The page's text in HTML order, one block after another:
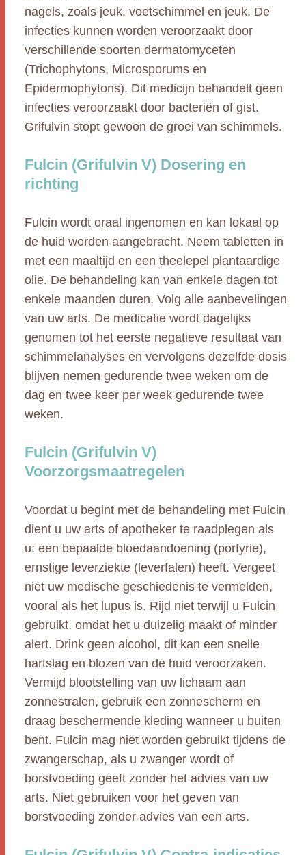
nagels, zoals jeuk, voetschimmel en jeuk. De
infecties kunnen worden veroorzaakt door
verschillende soorten dermatomyceten
(Trichophytons, Microsporums en
Epidermophytons). Dit medicijn behandelt geen
infecties veroorzaakt door bacteriën of gist.
Grifulvin stopt gewoon de groei van schimmels.
Fulcin (Grifulvin V) Dosering en
richting
Fulcin wordt oraal ingenomen en kan lokaal op
de huid worden aangebracht. Neem tabletten in
met een maaltijd en een theelepel plantaardige
olie. De behandeling kan van enkele dagen tot
enkele maanden duren. Volg alle aanbevelingen
van uw arts. De medicatie wordt dagelijks
genomen tot het eerste negatieve resultaat van
schimmelanalyses en vervolgens dezelfde dosis
blijven nemen gedurende twee weken om de
dag en twee keer per week gedurende twee
weken.
Fulcin (Grifulvin V)
Voorzorgsmaatregelen
Voordat u begint met de behandeling met Fulcin
dient u uw arts of apotheker te raadplegen als
u: een bepaalde bloedaandoening (porfyrie),
ernstige leverziekte (leverfalen) heeft. Vergeet
niet uw medische geschiedenis te vermelden,
vooral als het lupus is. Rijd niet terwijl u Fulcin
gebruikt, omdat het u duizelig maakt of minder
alert. Drink geen alcohol, dit kan een snelle
hartslag en blozen van de huid veroorzaken.
Vermijd blootstelling van uw lichaam aan
zonnestralen, gebruik een zonnescherm en
draag beschermende kleding wanneer u buiten
bent. Fulcin mag niet worden gebruikt tijdens de
zwangerschap, als u zwanger wordt of
borstvoeding geeft zonder het advies van uw
arts. Niet gebruiken voor het geven van
borstvoeding zonder advies van een arts.